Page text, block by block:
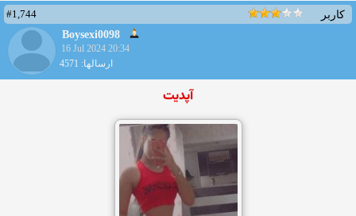
کاربر
#1,744
Boysexi0098
16 Jul 2024 20:34
ارسالها: 4571
آپدیت